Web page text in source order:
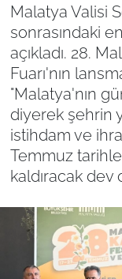
Malatya Valisi
sonrasındaki
açıkladı. 28.
Fuarı'nın
"Malatya'nın
diyerek şehrin
istihdam ve
Temmuz
kaldıracak dev